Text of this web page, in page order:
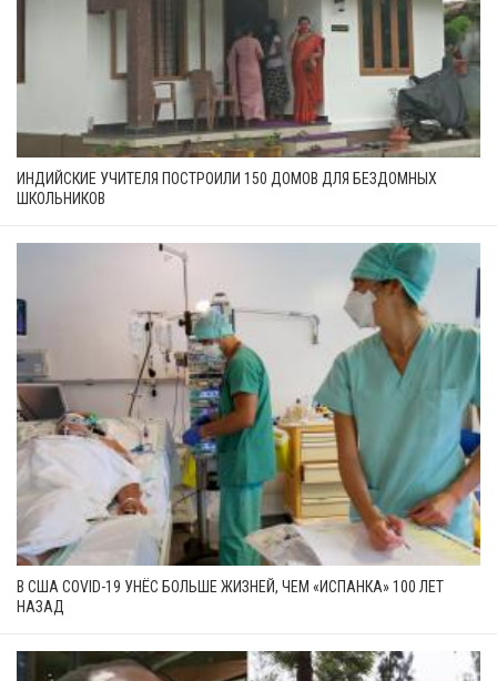
ИНДИЙСКИЕ УЧИТЕЛЯ ПОСТРОИЛИ 150 ДОМОВ ДЛЯ БЕЗДОМНЫХ
ШКОЛЬНИКОВ
В США COVID-19 УНЁС БОЛЬШЕ ЖИЗНЕЙ, ЧЕМ «ИСПАНКА» 100 ЛЕТ
НАЗАД